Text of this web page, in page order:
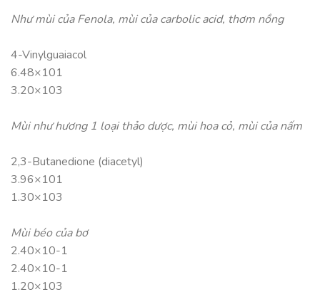
Như mùi của Fenola, mùi của carbolic acid, thơm nồng
4-Vinylguaiacol
6.48×101
3.20×103
Mùi như hương 1 loại thảo dược, mùi hoa cỏ, mùi của nấm
2,3-Butanedione (diacetyl)
3.96×101
1.30×103
Mùi béo của bơ
2.40×10-1
2.40×10-1
1.20×103